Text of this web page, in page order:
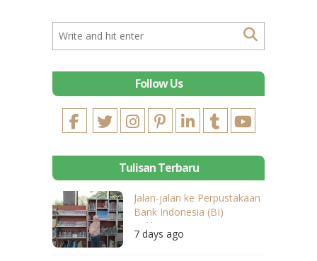
Follow Us
Tulisan Terbaru
Jalan-jalan ke Perpustakaan
Bank Indonesia (BI)
Balikpapan
7 days ago